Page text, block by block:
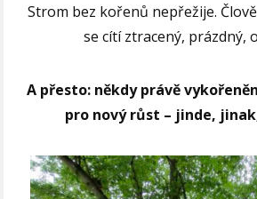
Strom bez kořenů nepřežije.
se cítí ztracený, prázdný,
A přesto: někdy právě
pro nový růst – jinde,